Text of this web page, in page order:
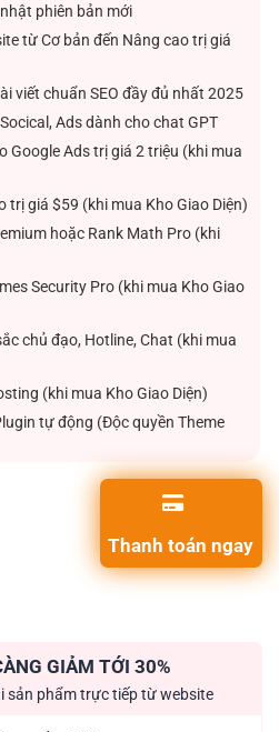
phiên bản mới
từ Cơ bản đến Nâng cao trị giá
viết chuẩn SEO đầy đủ nhất 2025
Ads dành cho chat GPT
Google Ads trị giá 2 triệu (khi mua
trị giá $59 (khi mua Kho Giao Diện)
hoặc Rank Math Pro (khi
Security Pro (khi mua Kho Giao
chủ đạo, Hotline, Chat (khi mua
(khi mua Kho Giao Diện)
tự động (Độc quyền Theme
Thanh toán ngay
GIẢM TỚI 30%
sản phẩm trực tiếp từ website